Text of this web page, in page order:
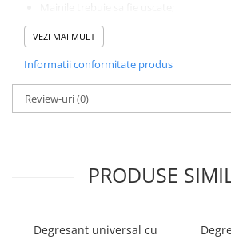
Nu deschideti si nu perforati capsula;
Resigilati punga dupa fiecare utilizare;
VEZI MAI MULT
Informatii conformitate produs
Review-uri(0)
PRODUSE
Degresant universal cu